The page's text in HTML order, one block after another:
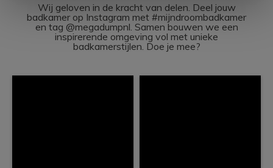
Wij geloven in de kracht van delen. Deel jouw
badkamer op Instagram met #mijndroombadkamer
en tag @megadumpnl. Samen bouwen we een
inspirerende omgeving vol met unieke
badkamerstijlen. Doe je mee?